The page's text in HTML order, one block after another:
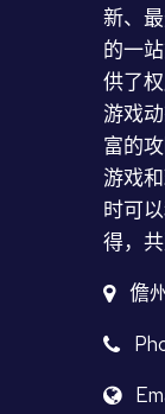
新、
的一
供了
游戏
富的
游戏
时可
得，共
儋